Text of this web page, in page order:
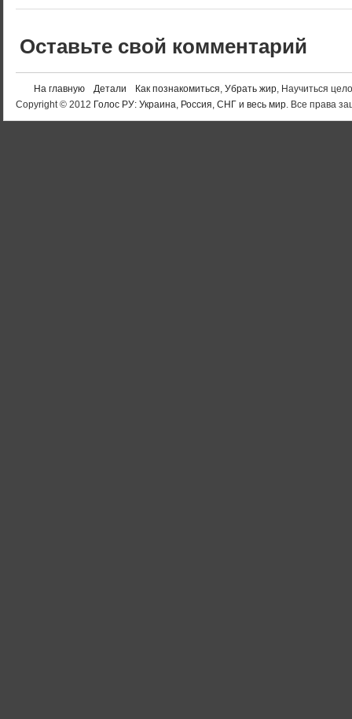
Оставьте свой комментарий
На главную Детали Как познакомиться, Убрать жир, Научиться
Copyright © 2012 Голос РУ: Украина, Россия, СНГ и весь мир. Все права